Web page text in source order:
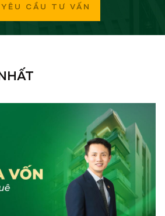
CẦU TƯ VẤN